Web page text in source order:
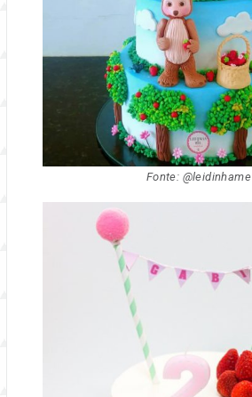
Fonte: @leidinhame